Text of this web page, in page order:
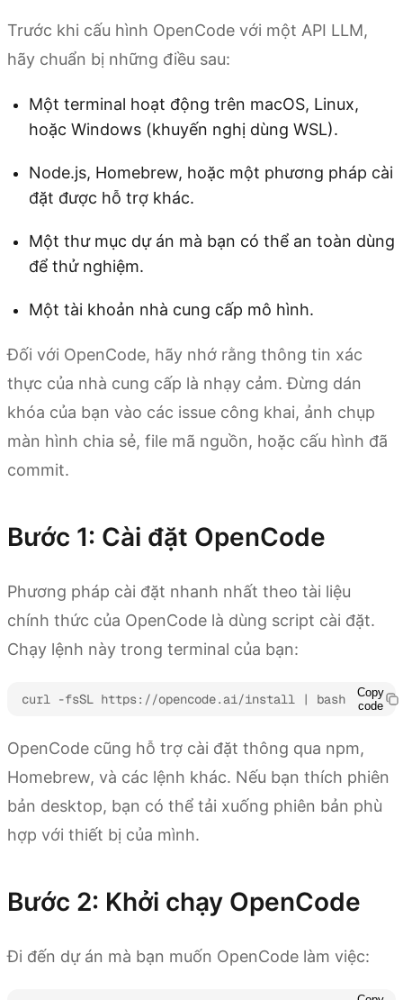
Trước khi cấu hình OpenCode với một API LLM,
hãy chuẩn bị những điều sau:
Một terminal hoạt động trên macOS, Linux,
hoặc Windows (khuyến nghị dùng WSL).
Node.js, Homebrew, hoặc một phương pháp cài
đặt được hỗ trợ khác.
Một thư mục dự án mà bạn có thể an toàn dùng
để thử nghiệm.
Một tài khoản nhà cung cấp mô hình.
Đối với OpenCode, hãy nhớ rằng thông tin xác
thực của nhà cung cấp là nhạy cảm. Đừng dán
khóa của bạn vào các issue công khai, ảnh chụp
màn hình chia sẻ, file mã nguồn, hoặc cấu hình đã
commit.
Bước 1: Cài đặt OpenCode
Phương pháp cài đặt nhanh nhất theo tài liệu
chính thức của OpenCode là dùng script cài đặt.
Chạy lệnh này trong terminal của bạn:
curl -fsSL https://opencode.ai/install | bash
Copy
code
OpenCode cũng hỗ trợ cài đặt thông qua npm,
Homebrew, và các lệnh khác. Nếu bạn thích phiên
bản desktop, bạn có thể tải xuống phiên bản phù
hợp với thiết bị của mình.
Bước 2: Khởi chạy OpenCode
Đi đến dự án mà bạn muốn OpenCode làm việc: